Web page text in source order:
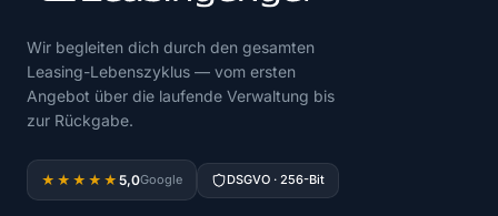
Wir begleiten dich durch den gesamten
Leasing-Lebenszyklus — vom ersten
Angebot über die laufende Verwaltung bis
zur Rückgabe.
★★★★★ 5,0Google DSGVO · 256-Bit